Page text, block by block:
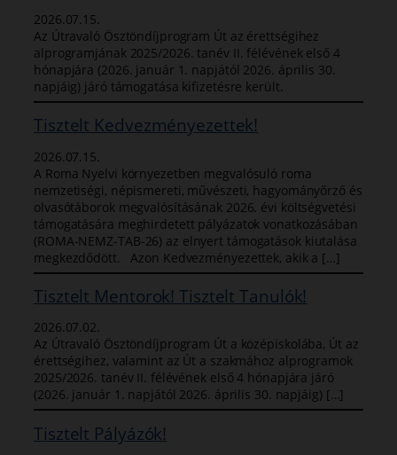
2026.07.15.
Az Útravaló Ösztöndíjprogram Út az érettségihez
alprogramjának 2025/2026. tanév II. félévének első 4
hónapjára (2026. január 1. napjától 2026. április 30.
napjáig) járó támogatása kifizetésre került.
Tisztelt Kedvezményezettek!
2026.07.15.
A Roma Nyelvi környezetben megvalósuló roma
nemzetiségi, népismereti, művészeti, hagyományőrző és
olvasótáborok megvalósításának 2026. évi költségvetési
támogatására meghirdetett pályázatok vonatkozásában
(ROMA-NEMZ-TAB-26) az elnyert támogatások kiutalása
megkezdődött. Azon Kedvezményezettek, akik a […]
Tisztelt Mentorok! Tisztelt Tanulók!
2026.07.02.
Az Útravaló Ösztöndíjprogram Út a középiskolába, Út az
érettségihez, valamint az Út a szakmához alprogramok
2025/2026. tanév II. félévének első 4 hónapjára járó
(2026. január 1. napjától 2026. április 30. napjáig) […]
Tisztelt Pályázók!